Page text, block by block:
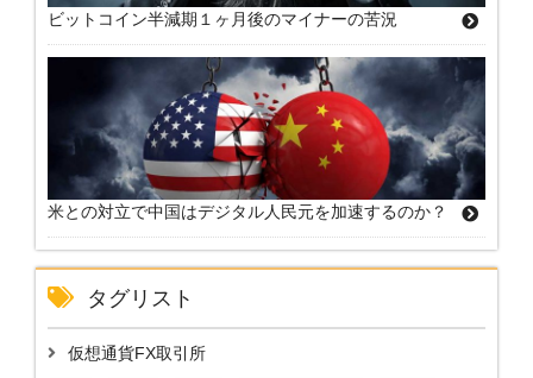
ビットコイン半減期１ヶ月後のマイナーの苦況
米との対立で中国はデジタル人民元を加速するのか？
タグリスト
仮想通貨FX取引所